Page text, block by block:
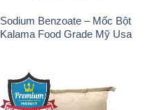
Sodium Benzoate – Mốc Bột
Kalama Food Grade Mỹ Usa